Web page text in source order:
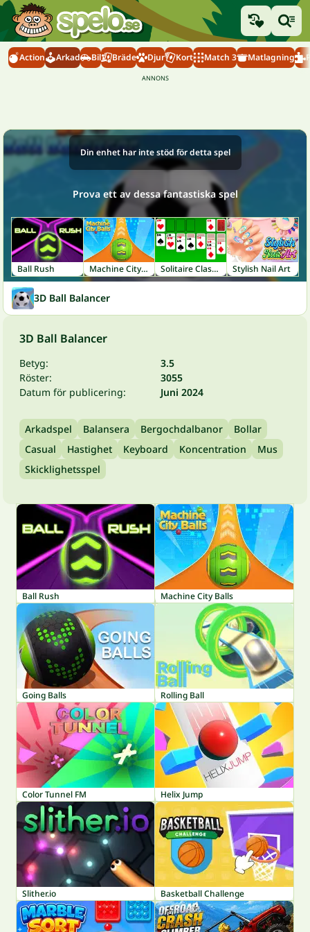
Action Arkad Bil Bräde Djur Kort Match 3 Matlagning
Din enhet har inte stöd för detta spel
Prova ett av dessa fantastiska spel
Ball Rush Machine City Balls Solitaire Classic Stylish Nail Art
3D Ball Balancer
3D Ball Balancer
Betyg:
3.5
Röster:
3055
Datum för publicering:
Juni 2024
Arkadspel Balansera Bergochdalbanor
Bollar
Casual
Hastighet Keyboard Koncentration
Mus
Skicklighetsspel
Ball Rush Machine City Balls
Going Balls Rolling Ball
Color Tunnel FM Helix Jump
Slither.io Basketball Challenge